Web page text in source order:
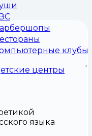
клубы
центры
языка